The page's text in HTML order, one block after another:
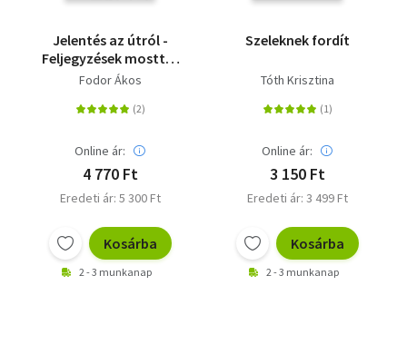
Jelentés az útról -
Feljegyzések mosttól
mostig
Fodor Ákos
Online ár:
4 770 Ft
Eredeti ár: 5 300 Ft
Kosárba
2 - 3 munkanap
Szeleknek fordít
Tóth Krisztina
Online ár:
3 150 Ft
Eredeti ár: 3 499 Ft
Kosárba
2 - 3 munkanap